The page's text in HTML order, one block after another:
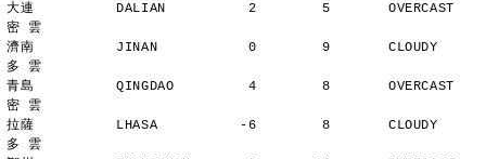
大連          DALIAN          2        5       OVERCAST
密 雲
濟南          JINAN           0        9       CLOUDY
多 雲
青島          QINGDAO         4        8       OVERCAST
密 雲
拉薩          LHASA          -6        8       CLOUDY
多 雲